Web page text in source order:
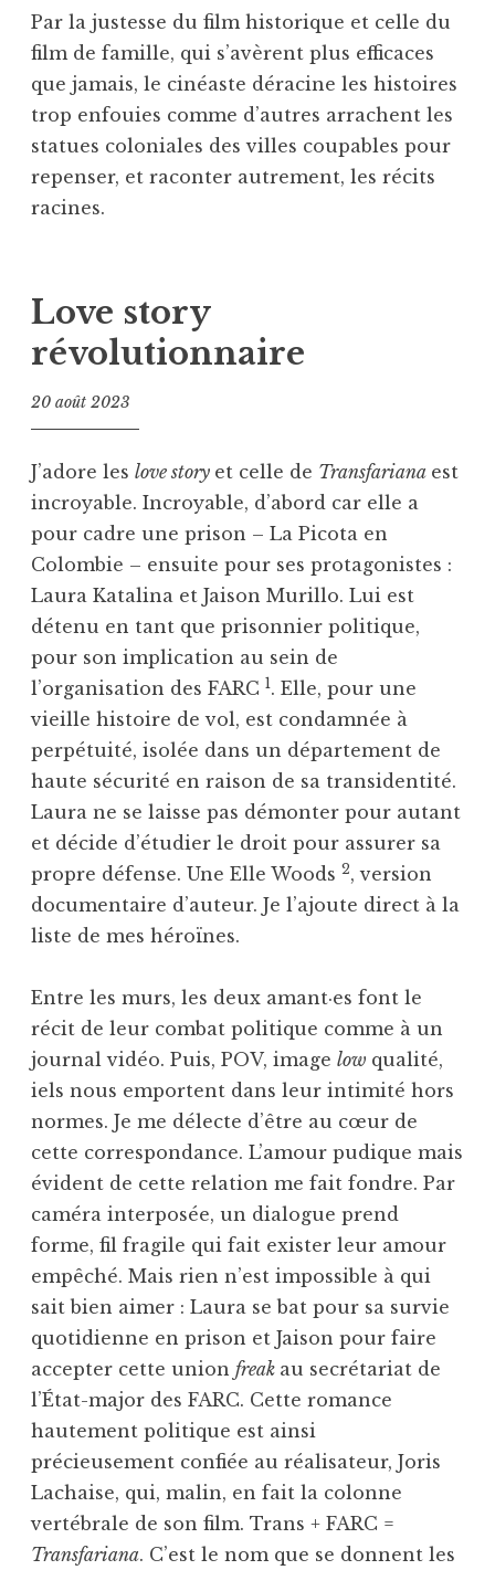
Par la justesse du film historique et celle du
film de famille, qui s’avèrent plus efficaces
que jamais, le cinéaste déracine les histoires
trop enfouies comme d’autres arrachent les
statues coloniales des villes coupables pour
repenser, et raconter autrement, les récits
racines.
Love story
révolutionnaire
20 août 2023
J’adore les love story et celle de Transfariana est
incroyable. Incroyable, d’abord car elle a
pour cadre une prison – La Picota en
Colombie – ensuite pour ses protagonistes :
Laura Katalina et Jaison Murillo. Lui est
détenu en tant que prisonnier politique,
pour son implication au sein de
l’organisation des FARC 1. Elle, pour une
vieille histoire de vol, est condamnée à
perpétuité, isolée dans un département de
haute sécurité en raison de sa transidentité.
Laura ne se laisse pas démonter pour autant
et décide d’étudier le droit pour assurer sa
propre défense. Une Elle Woods 2, version
documentaire d’auteur. Je l’ajoute direct à la
liste de mes héroïnes.
Entre les murs, les deux amant·es font le
récit de leur combat politique comme à un
journal vidéo. Puis, POV, image low qualité,
iels nous emportent dans leur intimité hors
normes. Je me délecte d’être au cœur de
cette correspondance. L’amour pudique mais
évident de cette relation me fait fondre. Par
caméra interposée, un dialogue prend
forme, fil fragile qui fait exister leur amour
empêché. Mais rien n’est impossible à qui
sait bien aimer : Laura se bat pour sa survie
quotidienne en prison et Jaison pour faire
accepter cette union freak au secrétariat de
l’État-major des FARC. Cette romance
hautement politique est ainsi
précieusement confiée au réalisateur, Joris
Lachaise, qui, malin, en fait la colonne
vertébrale de son film. Trans + FARC =
Transfariana. C’est le nom que se donnent les